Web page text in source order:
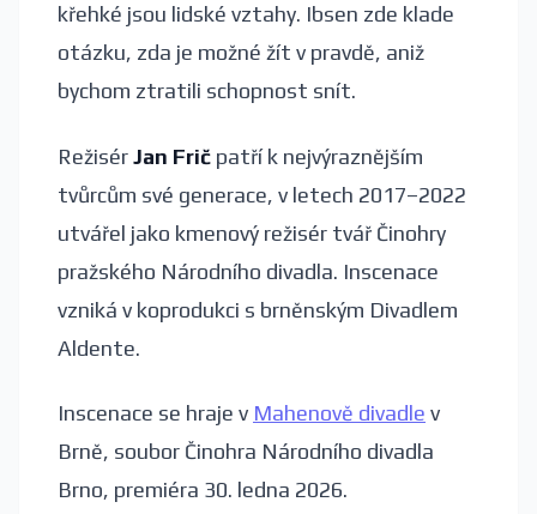
křehké jsou lidské vztahy. Ibsen zde klade
otázku, zda je možné žít v pravdě, aniž
bychom ztratili schopnost snít.
RežisérJan Frič patří k nejvýraznějším
tvůrcům své generace, v letech 2017–2022
utvářel jako kmenový režisér tvář Činohry
pražského Národního divadla. Inscenace
vzniká v koprodukci s brněnským Divadlem
Aldente.
Inscenace se hraje v Mahenově divadle v
Brně, soubor Činohra Národního divadla
Brno, premiéra 30. ledna 2026.